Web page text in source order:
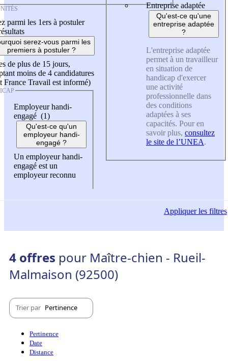
parmi les 1ers à postuler
serez-vous parmi les
premiers à postuler ?
de plus de 15 jours,
moins de 4 candidatures
France Travail est informé)
Employeur handi-
engagé (1)
Qu'est-ce qu'un
employeur handi-
engagé ?
Un employeur handi-
engagé est un
employeur reconnu
Entreprise adaptée
Qu'est-ce qu'une
entreprise adaptée
?
L'entreprise adaptée
permet à un travailleur
en situation de
handicap d'exercer
une activité
professionnelle dans
des conditions
adaptées à ses
capacités. Pour en
savoir plus, consultez
le site de l’UNEA.
Appliquerles filtres
4 offres pour Maître-chien - Rueil-
Malmaison (92500)
Trier par Pertinence
Pertinence
Date
Distance